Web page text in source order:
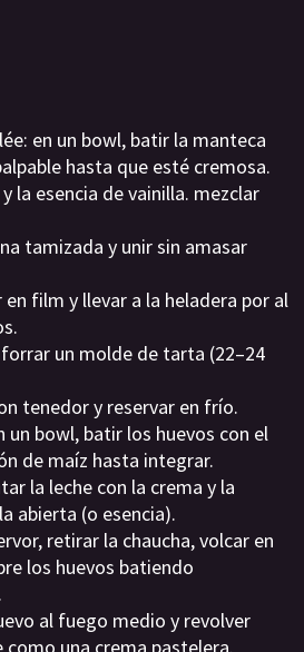
en un bowl, batir la manteca
hasta que esté cremosa.
la esencia de vainilla. mezclar
tamizada y unir sin amasar
en film y llevar a la heladera por al
un molde de tarta (22–24
tenedor y reservar en frío.
un bowl, batir los huevos con el
de maíz hasta integrar.
la leche con la crema y la
abierta (o esencia).
retirar la chaucha, volcar en
los huevos batiendo
al fuego medio y revolver